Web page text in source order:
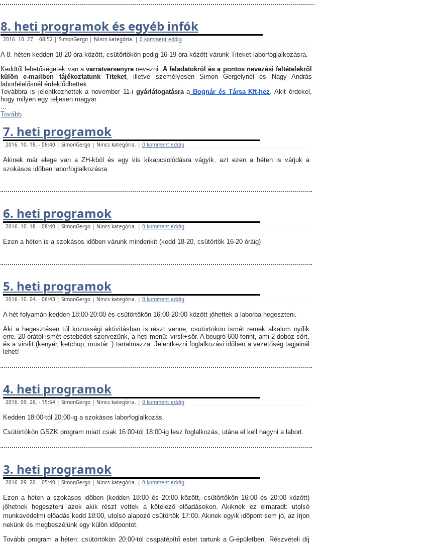
8. heti programok és egyéb infók
2016. 10. 27. - 08:52 | SimonGergo | Nincs kategória. | 0 komment eddig
A 8. héten kedden 18-20 óra között, csütörtökön pedig 16-19 óra között várunk Titeket laborfoglalkozásra.
Keddtől lehetőségetek van a varratversenyrenevezni. A feladatokról és a pontos nevezési feltételekről
külön e-mailben tájékoztatunk Titeket, illetve személyesen Simon Gergelynél és Nagy András
laborfelelősnél érdeklődhettek.
Továbbra is jelentkezhettek a november 11-i gyárlátogatásraaBognár és Társa Kft-hez. Akit érdekel,
hogy milyen egy teljesen magyar
...
Tovább
7. heti programok
2016. 10. 18. - 08:40 | SimonGergo | Nincs kategória. | 0 komment eddig
Akinek már elege van a ZH-kból és egy kis kikapcsolódásra vágyik, azt ezen a héten is várjuk a
szokásos időben laborfoglalkozásra.
6. heti programok
2016. 10. 18. - 08:40 | SimonGergo | Nincs kategória. | 0 komment eddig
Ezen a héten is a szokásos időben várunk mindenkit (kedd 18-20, csütörtök 16-20 óráig)
5. heti programok
2016. 10. 04. - 06:43 | SimonGergo | Nincs kategória. | 0 komment eddig
A hét folyamán kedden 18:00-20:00 és csütörtökön 16:00-20:00 között jöhettek a laborba hegeszteni.
Aki a hegesztésen túl közösségi aktivitásban is részt venne, csütörtökön ismét remek alkalom nyílik
erre. 20 órától ismét estebédet szervezünk, a heti menü: virsli+sör. A beugró 600 forint, ami 2 doboz sört,
és a virslit (kenyér, ketchup, mustár..) tartalmazza. Jelentkezni foglalkozási időben a vezetőség tagjainál
lehet!
4. heti programok
2016. 09. 26. - 15:54 | SimonGergo | Nincs kategória. | 0 komment eddig
Kedden 18:00-tól 20:00-ig a szokásos laborfoglalkozás.
Csütörtökön GSZK program miatt csak 16:00-tól 18:00-ig lesz foglalkozás, utána el kell hagyni a labort.
3. heti programok
2016. 09. 20. - 05:40 | SimonGergo | Nincs kategória. | 0 komment eddig
Ezen a héten a szokásos időben (kedden 18:00 és 20:00 között, csütörtökön 16:00 és 20:00 között)
jöhetnek hegeszteni azok akik részt vettek a kötelező előadásokon. Akiknek ez elmaradt: utolsó
munkavédelmi előadás kedd 18:00, utolsó alapozó csütörtök 17:00. Akinek egyik időpont sem jó, az írjon
nekünk és megbeszélünk egy külön időpontot.
További program a héten: csütörtökön 20:00-tól csapatépítő estet tartunk a G-épületben. Részvételi díj